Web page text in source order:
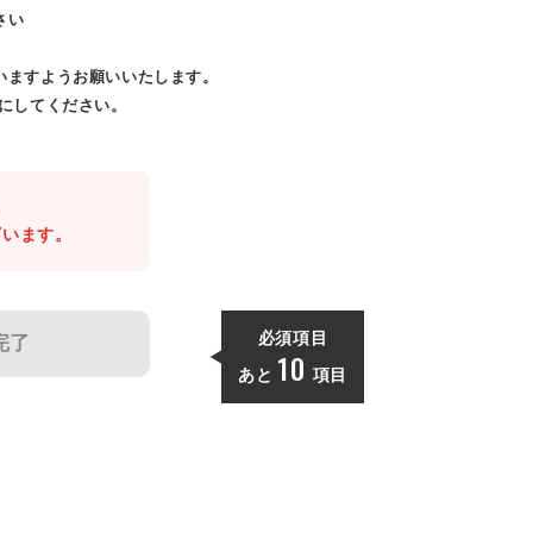
い
すようお願いいたします。
してください。
ます。
了 必須項目
あと 10 項目